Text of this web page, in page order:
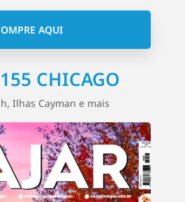
AQUI
CHICAGO
Ilhas Cayman e mais